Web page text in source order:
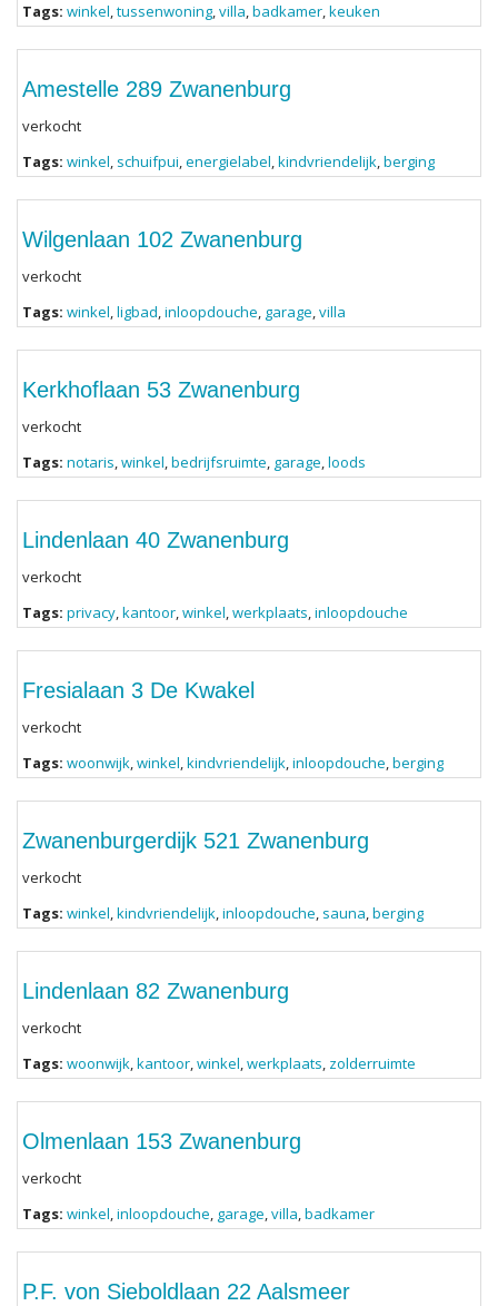
Tags: winkel,tussenwoning,villa,badkamer,keuken
Amestelle 289 Zwanenburg
verkocht
Tags: winkel, schuifpui,energielabel,kindvriendelijk,berging
Wilgenlaan 102 Zwanenburg
verkocht
Tags: winkel,ligbad,inloopdouche, garage,villa
Kerkhoflaan 53 Zwanenburg
verkocht
Tags: notaris,winkel,bedrijfsruimte, garage,loods
Lindenlaan 40 Zwanenburg
verkocht
Tags: privacy,kantoor,winkel,werkplaats,inloopdouche
Fresialaan 3 De Kwakel
verkocht
Tags: woonwijk,winkel,kindvriendelijk,inloopdouche,berging
Zwanenburgerdijk 521 Zwanenburg
verkocht
Tags: winkel,kindvriendelijk,inloopdouche, sauna,berging
Lindenlaan 82 Zwanenburg
verkocht
Tags: woonwijk,kantoor,winkel,werkplaats, zolderruimte
Olmenlaan 153 Zwanenburg
verkocht
Tags: winkel,inloopdouche, garage,villa,badkamer
P.F. von Sieboldlaan 22 Aalsmeer